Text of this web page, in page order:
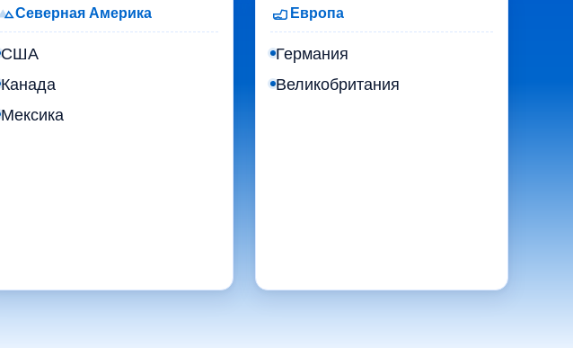
Северная Америка
США
Канада
Мексика
Европа
Германия
Великобритания